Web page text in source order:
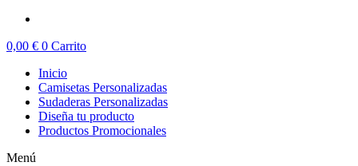
0,00 € 0 Carrito
Inicio
Camisetas Personalizadas
Sudaderas Personalizadas
Diseña tu producto
Productos Promocionales
Menú